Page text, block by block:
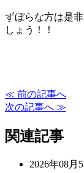
ずぼらな方は是
しょう！！
≪ 前の記事へ
次の記事へ ≫
関連記事
2026年08月5